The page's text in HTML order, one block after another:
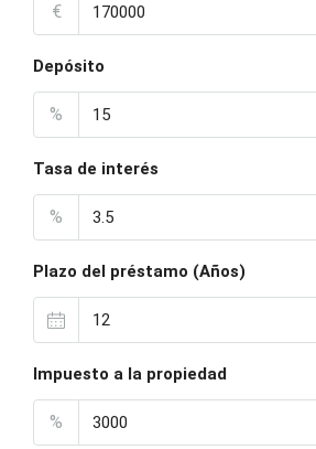
€
Depósito
%
Tasa de interés
%
Plazo del préstamo (Años)
Impuesto a la propiedad
%